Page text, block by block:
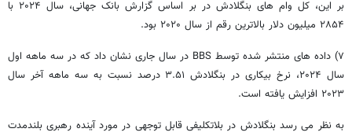
بر این، کل وام های بنگلادش در بر اساس گزارش بانک جهانی، سال ۲۰۲۴ با
۲۸۵۴ میلیون دلار بالاترین رقم از سال ۲۰۲۰ بود.
۷) داده های منتشر شده توسط BBS در سال جاری نشان داد که در سه ماهه اول
سال ۲۰۲۴، نرخ بیکاری در بنگلادش ۳.۵۱ درصد نسبت به سه ماهه آخر سال
۲۰۲۳ افزایش یافته است.
به نظر می رسد بنگلادش در بلاتکلیفی قابل توجهی در مورد آینده رهبری بلندمدت